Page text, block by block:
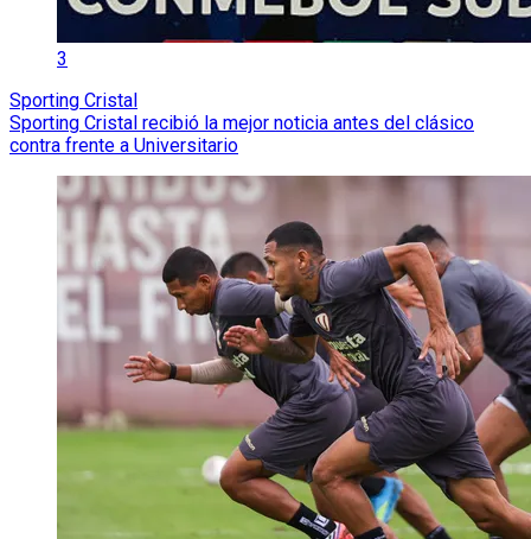
3
Sporting Cristal
Sporting Cristal recibió la mejor noticia antes del clásico
contra frente a Universitario